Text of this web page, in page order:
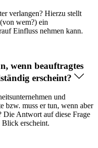
verlangen? Hierzu stellt
wem?) ein
Einfluss nehmen kann.
wenn beauftragtes
erscheint?
und
bzw. muss er tun, wenn aber
Die Antwort auf diese Frage
Blick erscheint.